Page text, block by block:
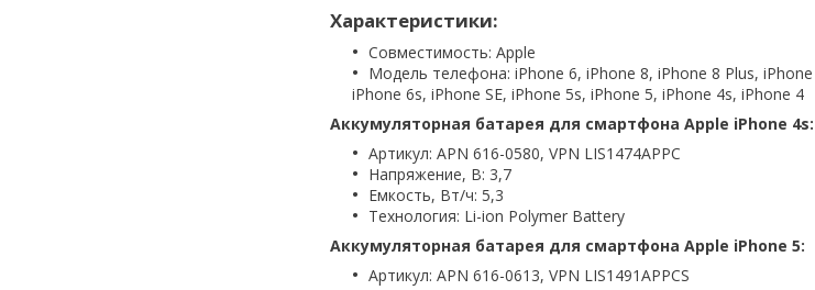
Характеристики:
Совместимость: Apple
Модель телефона: iPhone 6, iPhone 8, iPhone 8 Plus,
iPhone 6s, iPhone SE, iPhone 5s, iPhone 5, iPhone 4s, iPhone 4
Аккумуляторная батарея для смартфона Apple iPhone 4s:
Артикул: APN 616-0580, VPN LIS1474APPC
Напряжение, В: 3,7
Емкость, Вт/ч: 5,3
Технология: Li-ion Polymer Battery
Аккумуляторная батарея для смартфона Apple iPhone 5:
Артикул: APN 616-0613, VPN LIS1491APPCS